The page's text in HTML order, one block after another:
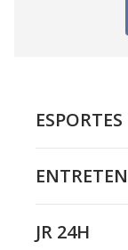
ESPORTES
JR 24H